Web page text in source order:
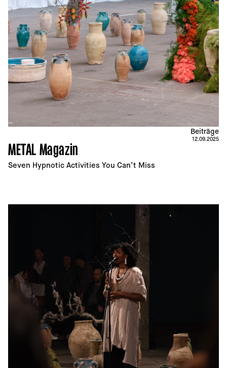
METAL Magazin
Seven Hypnotic Activities You Can’t Miss
Beiträge
12.09.2025